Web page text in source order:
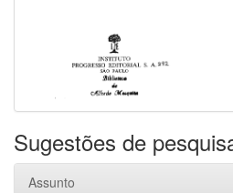
Sugestões de
Assunto